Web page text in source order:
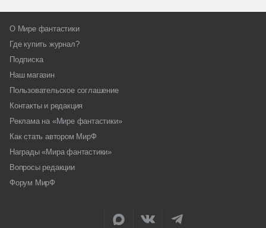
О Мире фантастики
Где купить журнал?
Подписка
Наш магазин
Пользовательское соглашение
Контакты и редакция
Реклама на «Мире фантастики»
Как стать автором МирФ
Награды «Мира фантастики»
Вопросы редакции
Форум МирФ